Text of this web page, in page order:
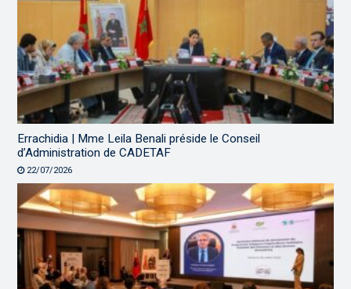
Errachidia | Mme Leila Benali préside le Conseil
d’Administration de CADETAF
22/07/2026